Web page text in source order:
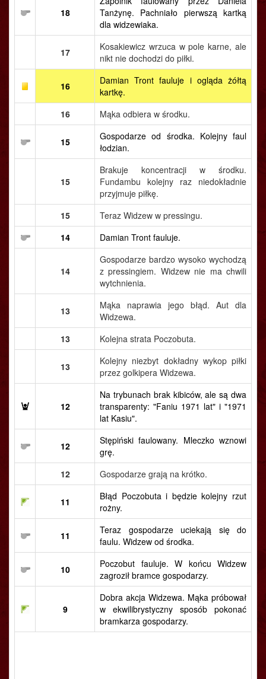
18
Tanżynę. Pachniało pierwszą kartką
dla widzewiaka.
17
Kosakiewicz wrzuca w pole karne, ale
nikt nie dochodzi do piłki.
16
Damian Tront fauluje i ogląda żółtą
kartkę.
16
Mąka odbiera w środku.
15
Gospodarze od środka. Kolejny faul
łodzian.
15
Brakuje koncentracji w środku.
Fundambu kolejny raz niedokładnie
przyjmuje piłkę.
15
Teraz Widzew w pressingu.
14
Damian Tront fauluje.
14
Gospodarze bardzo wysoko wychodzą
z pressingiem. Widzew nie ma chwili
wytchnienia.
13
Mąka naprawia jego błąd. Aut dla
Widzewa.
13
Kolejna strata Poczobuta.
13
Kolejny niezbyt dokładny wykop piłki
przez golkipera Widzewa.
12
Na trybunach brak kibiców, ale są dwa
transparenty: "Faniu 1971 lat" i "1971
lat Kasiu".
12
Stępiński faulowany. Mleczko wznowi
grę.
12
Gospodarze grają na krótko.
11
Błąd Poczobuta i będzie kolejny rzut
rożny.
11
Teraz gospodarze uciekają się do
faulu. Widzew od środka.
10
Poczobut fauluje. W końcu Widzew
zagroził bramce gospodarzy.
9
Dobra akcja Widzewa. Mąka próbował
w ekwilibrystyczny sposób pokonać
bramkarza gospodarzy.